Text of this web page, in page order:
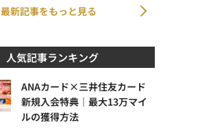
最新記事をもっと見る
人気記事ランキング
ANAカード×三井住友カード
新規入会特典｜最大13万マイ
ルの獲得方法